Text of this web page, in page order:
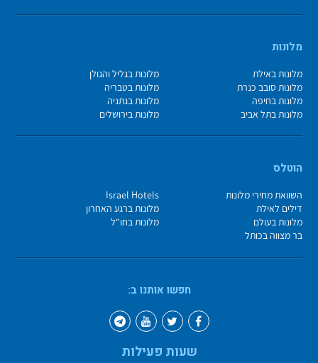
מלונות
מלונות באילת
מלונות בגליל והגולן
מלונות סובב כנרת
מלונות בטבריה
מלונות בחיפה
מלונות בנתניה
מלונות בתל אביב
מלונות בירושלים
הוטלס
השוואת מחירי מלונות
Israel Hotels
דילים לאילת
מלונות ברגע האחרון
מלונות בעולם
מלונות בחו"ל
בר מצווה בכותל
חפשו אותנו ב:
שעות פעילות